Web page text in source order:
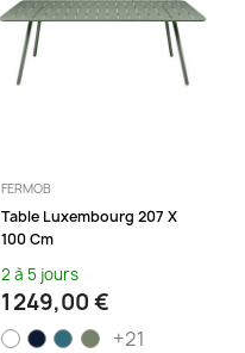
FERMOB
Table Luxembourg 207 X
100 Cm
2 à 5 jours
1 249,00 €
+21